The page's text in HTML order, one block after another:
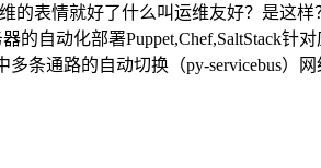
表情就好了什么叫运维友好？是这
自动化部署Puppet,Chef,SaltStack针
条通路的自动切换（py-servicebus）